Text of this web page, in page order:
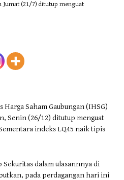
Jumat (21/7) ditutup menguat
Saham Gaubungan (IHSG)
Senin (26/12) ditutup menguat
indeks LQ45 naik tipis
dalam ulasannnya di
pada perdagangan hari ini